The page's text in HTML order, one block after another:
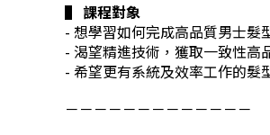
▌ 課程對象
- 想學習如何完成高品質男士髮
- 渴望精進技術，獲取一致性高
- 希望更有系統及效率工作的髮
－－－－－－－－－－－－－